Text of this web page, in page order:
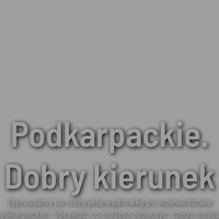
Podkarpackie.
Dobry kierunek
Zapraszamy na niezwykłą wędrówkę po województwie
Sprawdź, co możesz zobaczyć, czego